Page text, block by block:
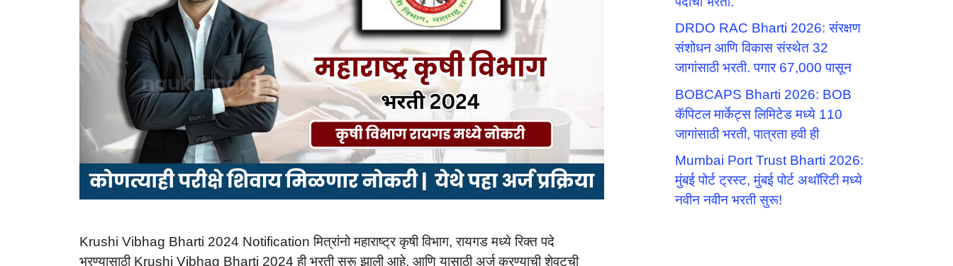
Krushi Vibhag Bharti 2024 Notification मित्रांनो महाराष्ट्र कृषी विभाग, रायगड मध्ये रिक्त पदे
भरण्यासाठी Krushi Vibhag Bharti 2024 ही भरती सुरू झाली आहे. आणि यासाठी अर्ज करण्याची शेवटची
DRDO RAC Bharti 2026: संरक्षण
संशोधन आणि विकास संस्थेत 32
जागांसाठी भरती. पगार 67,000 पासून
BOBCAPS Bharti 2026: BOB
कॅपिटल मार्केट्स लिमिटेड मध्ये 110
जागांसाठी भरती, पात्रता हवी ही
Mumbai Port Trust Bharti 2026:
मुंबई पोर्ट ट्रस्ट, मुंबई पोर्ट अथॉरिटी मध्ये
नवीन नवीन भरती सुरू!